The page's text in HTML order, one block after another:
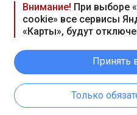
Внимание! При выборе
cookie» все сервисы
«Карты», будут
Принять
Только
Praca.by © 2000—2026, ООО
Республика Беларусь, 220114,
117а, пом. № 9.
вых. дн. — сб., вс.
Режим работы сайта —
БАЙ» editor@praca.by